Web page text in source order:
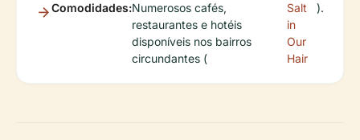
Comodidades:Numerosos cafés,
restaurantes e hotéis
disponíveis nos bairros
circundantes (
Salt
in
Our
Hair
).